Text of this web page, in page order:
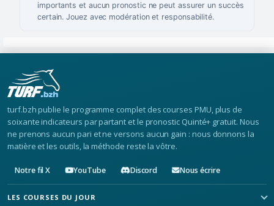
importants et aucun pronostic ne peut assurer un succès
certain. Jouez avec modération et responsabilité.
turf.bzh publie le programme complet des courses PMU, plus de
soixante indicateurs par partant et le pronostic Quinté+ gratuit. Nous
ne prenons aucun pari et ne versons aucun gain : nous donnons la
matière et les outils, la méthode reste la vôtre.
Notre fil X YouTube Discord Nous écrire
LES COURSES DU JOUR